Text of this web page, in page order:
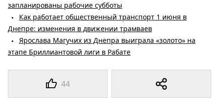
44
запланированы рабочие субботы
Как работает общественный транспорт 1 июня в
Днепре: изменения в движении трамваев
Ярослава Магучих из Днепра выиграла «золото» на
этапе Бриллиантовой лиги в Рабате